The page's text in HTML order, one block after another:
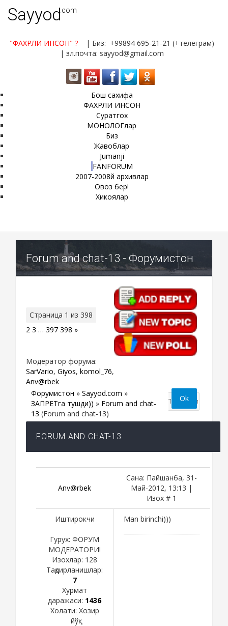
Sayyod.com
"ФАХРЛИ ИНСОН" ?
| Биз: +99894 695-21-21 (+телеграм)
| эл.почта: sayyod@gmail.com
Бош сахифа
ФАХРЛИ ИНСОН
Суратгох
МОНОЛОГлар
Биз
Жавоблар
Jumanji
FANFORUM
2007-2008й архивлар
Овоз бер!
Хикоялар
Forum and chat-13 - Форумистон
Страница 1 из 398
2 3 … 397 398 »
Модератор форума:
SarVario, Giyos, komol_76,
Anv@rbek
Форумистон » Sayyod.com »
ЗАПРЕТга тушди)) » Forum and chat-
13 (Forum and chat-13)
FORUM AND CHAT-13
Anv@rbek
Сана: Пайшанба, 31-
Май-2012, 13:13 |
Изох # 1
Иштирокчи
Гурух: ФОРУМ
МОДЕРАТОРИ!
Изохлар: 128
Тақдирланишлар:
7
Хурмат
даражаси: 1436
Холати: Хозир
йўқ
Man birinchi)))